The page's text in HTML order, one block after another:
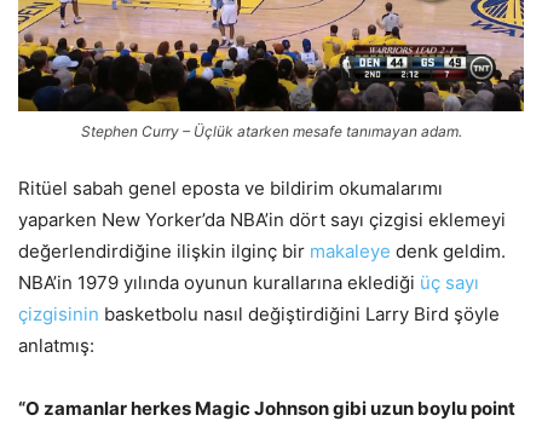
Stephen Curry – Üçlük atarken mesafe tanımayan adam.
Ritüel sabah genel eposta ve bildirim okumalarımı
yaparken New Yorker’da NBA’in dört sayı çizgisi eklemeyi
değerlendirdiğine ilişkin ilginç bir makaleye denk geldim.
NBA’in 1979 yılında oyunun kurallarına eklediği üç sayı
çizgisinin basketbolu nasıl değiştirdiğini Larry Bird şöyle
anlatmış:
“O zamanlar herkes Magic Johnson gibi uzun boylu point